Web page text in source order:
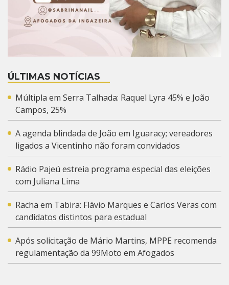
ÚLTIMAS NOTÍCIAS
Múltipla em Serra Talhada: Raquel Lyra 45% e João
Campos, 25%
A agenda blindada de João em Iguaracy; vereadores
ligados a Vicentinho não foram convidados
Rádio Pajeú estreia programa especial das eleições
com Juliana Lima
Racha em Tabira: Flávio Marques e Carlos Veras com
candidatos distintos para estadual
Após solicitação de Mário Martins, MPPE recomenda
regulamentação da 99Moto em Afogados